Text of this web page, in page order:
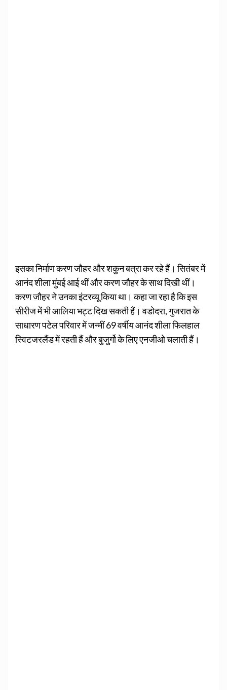
इसका निर्माण करण जौहर और शकुन बत्रा कर रहे हैं। सितंबर में
आनंद शीला मुंबई आई थीं और करण जौहर के साथ दिखी थीं।
करण जौहर ने उनका इंटरव्यू किया था। कहा जा रहा है कि इस
सीरीज में भी आलिया भट्ट दिख सकती हैं। वडोदरा, गुजरात के
साधारण पटेल परिवार में जन्मीं 69 वर्षीय आनंद शीला फिलहाल
स्विटजरलैंड में रहती हैं और बुजुर्गो के लिए एनजीओ चलाती हैं।